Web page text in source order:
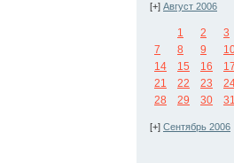
[+] Август 2006
1 2 3
7
8 9
14
15 16 17
21
22 23
28
29 30 31
[+] Сентябрь 2006